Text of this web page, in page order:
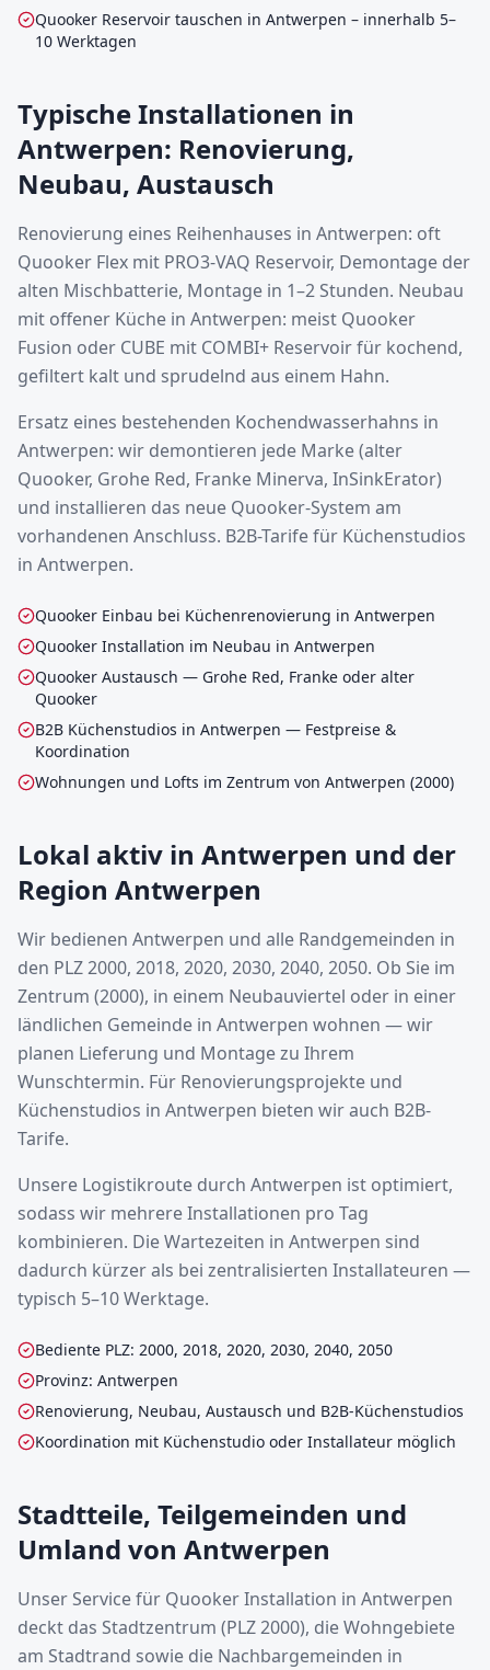
Quooker Reservoir tauschen in Antwerpen – innerhalb 5–
10 Werktagen
Typische Installationen in
Antwerpen: Renovierung,
Neubau, Austausch
Renovierung eines Reihenhauses in Antwerpen: oft
Quooker Flex mit PRO3-VAQ Reservoir, Demontage der
alten Mischbatterie, Montage in 1–2 Stunden. Neubau
mit offener Küche in Antwerpen: meist Quooker
Fusion oder CUBE mit COMBI+ Reservoir für kochend,
gefiltert kalt und sprudelnd aus einem Hahn.
Ersatz eines bestehenden Kochendwasserhahns in
Antwerpen: wir demontieren jede Marke (alter
Quooker, Grohe Red, Franke Minerva, InSinkErator)
und installieren das neue Quooker-System am
vorhandenen Anschluss. B2B-Tarife für Küchenstudios
in Antwerpen.
Quooker Einbau bei Küchenrenovierung in Antwerpen
Quooker Installation im Neubau in Antwerpen
Quooker Austausch — Grohe Red, Franke oder alter
Quooker
B2B Küchenstudios in Antwerpen — Festpreise &
Koordination
Wohnungen und Lofts im Zentrum von Antwerpen (2000)
Lokal aktiv in Antwerpen und der
Region Antwerpen
Wir bedienen Antwerpen und alle Randgemeinden in
den PLZ 2000, 2018, 2020, 2030, 2040, 2050. Ob Sie im
Zentrum (2000), in einem Neubauviertel oder in einer
ländlichen Gemeinde in Antwerpen wohnen — wir
planen Lieferung und Montage zu Ihrem
Wunschtermin. Für Renovierungsprojekte und
Küchenstudios in Antwerpen bieten wir auch B2B-
Tarife.
Unsere Logistikroute durch Antwerpen ist optimiert,
sodass wir mehrere Installationen pro Tag
kombinieren. Die Wartezeiten in Antwerpen sind
dadurch kürzer als bei zentralisierten Installateuren —
typisch 5–10 Werktage.
Bediente PLZ: 2000, 2018, 2020, 2030, 2040, 2050
Provinz: Antwerpen
Renovierung, Neubau, Austausch und B2B-Küchenstudios
Koordination mit Küchenstudio oder Installateur möglich
Stadtteile, Teilgemeinden und
Umland von Antwerpen
Unser Service für Quooker Installation in Antwerpen
deckt das Stadtzentrum (PLZ 2000), die Wohngebiete
am Stadtrand sowie die Nachbargemeinden in